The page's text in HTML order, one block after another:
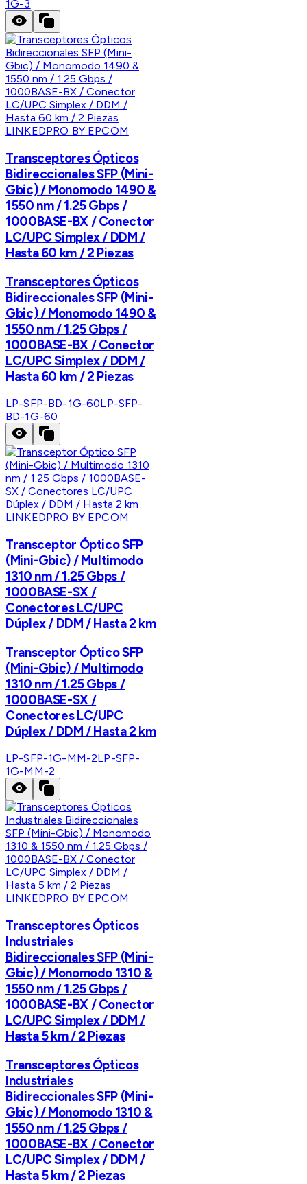
1G-3
LINKEDPRO BY EPCOM
Transceptores Ópticos
Bidireccionales SFP (Mini-
Gbic) / Monomodo 1490 &
1550 nm / 1.25 Gbps /
1000BASE-BX / Conector
LC/UPC Simplex / DDM /
Hasta 60 km / 2 Piezas
Transceptores Ópticos
Bidireccionales SFP (Mini-
Gbic) / Monomodo 1490 &
1550 nm / 1.25 Gbps /
1000BASE-BX / Conector
LC/UPC Simplex / DDM /
Hasta 60 km / 2 Piezas
LP-SFP-BD-1G-60LP-SFP-
BD-1G-60
LINKEDPRO BY EPCOM
Transceptor Óptico SFP
(Mini-Gbic) / Multimodo
1310 nm / 1.25 Gbps /
1000BASE-SX /
Conectores LC/UPC
Dúplex / DDM / Hasta 2 km
Transceptor Óptico SFP
(Mini-Gbic) / Multimodo
1310 nm / 1.25 Gbps /
1000BASE-SX /
Conectores LC/UPC
Dúplex / DDM / Hasta 2 km
LP-SFP-1G-MM-2LP-SFP-
1G-MM-2
LINKEDPRO BY EPCOM
Transceptores Ópticos
Industriales
Bidireccionales SFP (Mini-
Gbic) / Monomodo 1310 &
1550 nm / 1.25 Gbps /
1000BASE-BX / Conector
LC/UPC Simplex / DDM /
Hasta 5 km / 2 Piezas
Transceptores Ópticos
Industriales
Bidireccionales SFP (Mini-
Gbic) / Monomodo 1310 &
1550 nm / 1.25 Gbps /
1000BASE-BX / Conector
LC/UPC Simplex / DDM /
Hasta 5 km / 2 Piezas